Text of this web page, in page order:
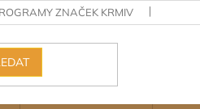
ZNAČEK KRMIV